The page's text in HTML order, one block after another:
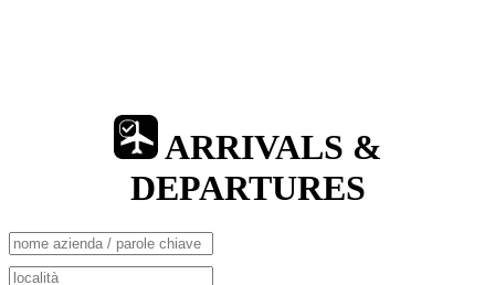
ARRIVALS &
DEPARTURES